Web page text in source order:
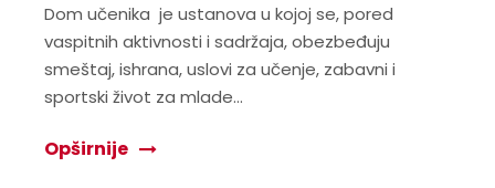
Dom učenika je ustanova u kojoj se, pored
vaspitnih aktivnosti i sadržaja, obezbeđuju
smeštaj, ishrana, uslovi za učenje, zabavni i
sportski život za mlade…
Opširnije